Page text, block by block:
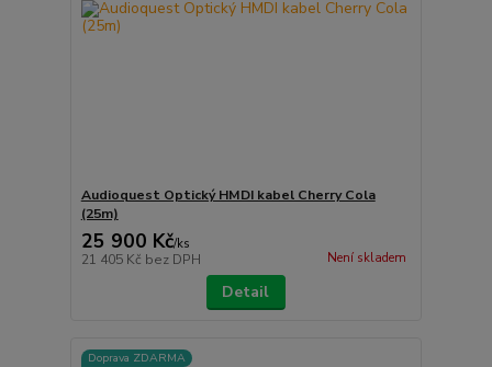
Audioquest Optický HMDI kabel Cherry Cola
(25m)
25 900 Kč/ks
21 405 Kč bez DPH Není skladem
Detail
Doprava ZDARMA